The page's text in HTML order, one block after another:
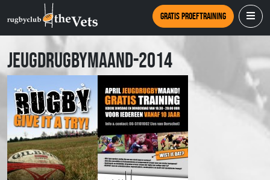
Gratis proeftraining
jeugdrugbymaand-2014